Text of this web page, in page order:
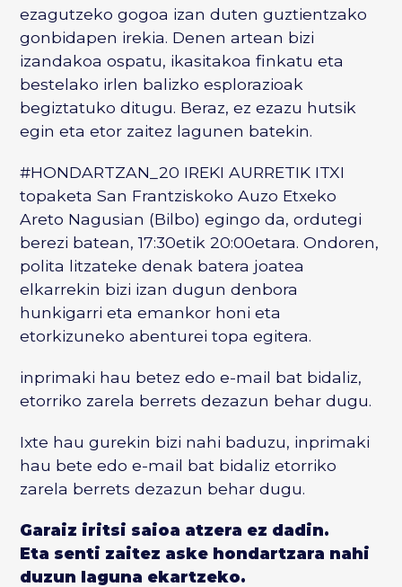
ezagutzeko gogoa izan duten guztientzako
gonbidapen irekia. Denen artean bizi
izandakoa ospatu, ikasitakoa finkatu eta
bestelako irlen balizko esplorazioak
begiztatuko ditugu. Beraz, ez ezazu hutsik
egin eta etor zaitez lagunen batekin.
#HONDARTZAN_20 IREKI AURRETIK ITXI
topaketa San Frantziskoko Auzo Etxeko
Areto Nagusian (Bilbo) egingo da, ordutegi
berezi batean, 17:30etik 20:00etara. Ondoren,
polita litzateke denak batera joatea
elkarrekin bizi izan dugun denbora
hunkigarri eta emankor honi eta
etorkizuneko abenturei topa egitera.
inprimaki hau betez edo e-mail bat bidaliz,
etorriko zarela berrets dezazun behar dugu.
Ixte hau gurekin bizi nahi baduzu, inprimaki
hau bete edoe-mail bat bidaliz etorriko
zarela berrets dezazun behar dugu.
Garaiz iritsi saioa atzera ez dadin.
Eta senti zaitez aske hondartzara nahi
duzun laguna ekartzeko.